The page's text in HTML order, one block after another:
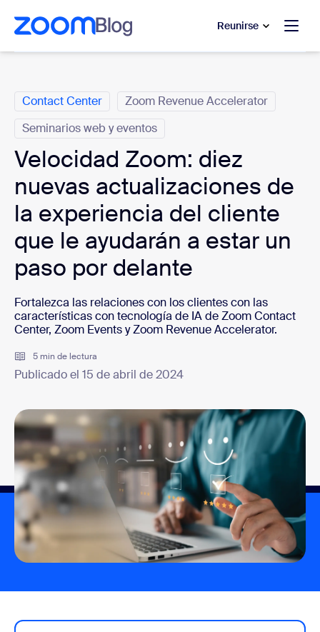
contenido principal
al chat de ayuda
Reunirse
Contact Center
Zoom Revenue Accelerator
Seminarios web y eventos
Velocidad Zoom: diez
nuevas actualizaciones de
la experiencia del cliente
que le ayudarán a estar un
paso por delante
Fortalezca las relaciones con los clientes con las
características con tecnología de IA de Zoom Contact
Center, Zoom Events y Zoom Revenue Accelerator.
5 min de lectura
Publicado el 15 de abril de 2024